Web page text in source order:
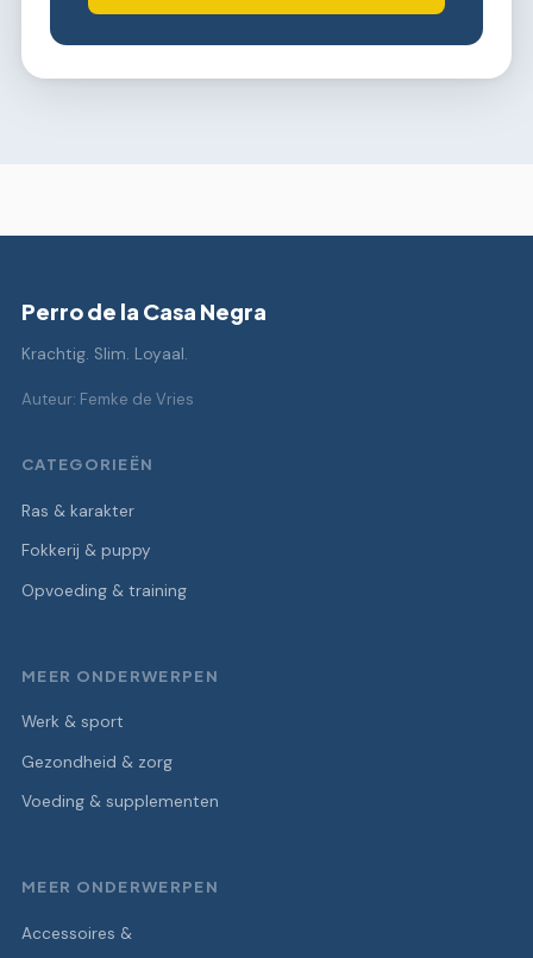
Perro de la Casa Negra
Krachtig. Slim. Loyaal.
Auteur: Femke de Vries
CATEGORIEËN
Ras & karakter
Fokkerij & puppy
Opvoeding & training
MEER ONDERWERPEN
Werk & sport
Gezondheid & zorg
Voeding & supplementen
MEER ONDERWERPEN
Accessoires &